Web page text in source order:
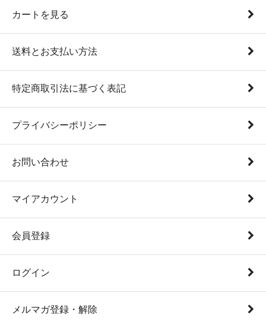
カートを見る
送料とお支払い方法
特定商取引法に基づく表記
プライバシーポリシー
お問い合わせ
マイアカウント
会員登録
ログイン
メルマガ登録・解除